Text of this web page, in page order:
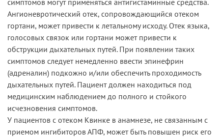
Ангионевротический отек, сопровождающийся отеком
гортани, может привести к летальному исходу. Отек языка,
голосовых связок или гортани может привести к
обструкции дыхательных путей. При появлении таких
симптомов следует немедленно ввести эпинефрин
(адреналин) подкожно и/или обеспечить проходимость
дыхательных путей. Пациент должен находиться под
медицинским наблюдением до полного и стойкого
исчезновения симптомов.
У пациентов с отеком Квинке в анамнезе, не связанным с
приемом ингибиторов АПФ, может быть повышен риск его